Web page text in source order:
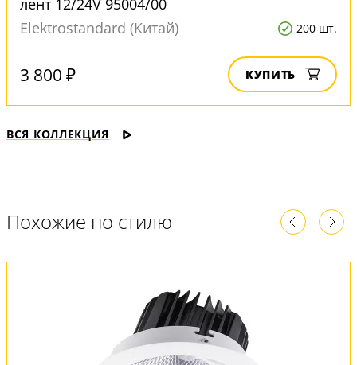
лент 12/24V 95004/00
Elektrostandard (Китай)
200 шт.
3 800 ₽ КУПИТЬ
ВСЯ КОЛЛЕКЦИЯ
Похожие по стилю